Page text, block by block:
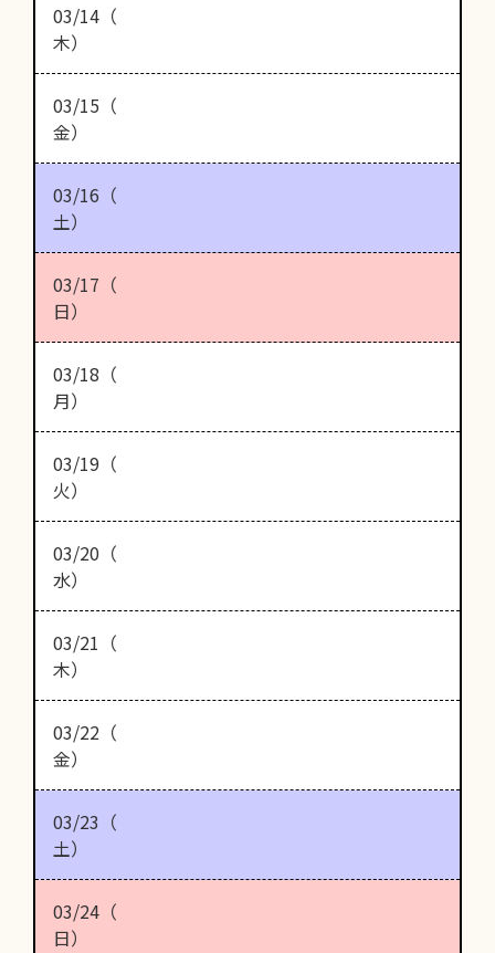
03/14（
木）
03/15（
金）
03/16（
土）
03/17（
日）
03/18（
月）
03/19（
火）
03/20（
水）
03/21（
木）
03/22（
金）
03/23（
土）
03/24（
日）